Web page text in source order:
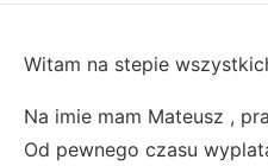
Witam na stepie
Na imie mam Mateusz ,
Od pewnego czasu